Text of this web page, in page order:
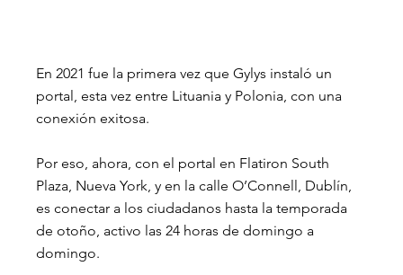
En 2021 fue la primera vez que Gylys instaló un
portal, esta vez entre Lituania y Polonia, con una
conexión exitosa.
Por eso, ahora, con el portal en Flatiron South
Plaza, Nueva York, y en la calle O’Connell, Dublín,
es conectar a los ciudadanos hasta la temporada
de otoño, activo las 24 horas de domingo a
domingo.